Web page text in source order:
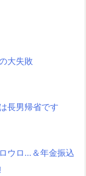
大失敗
長男帰省です
ウロ…＆年金振込